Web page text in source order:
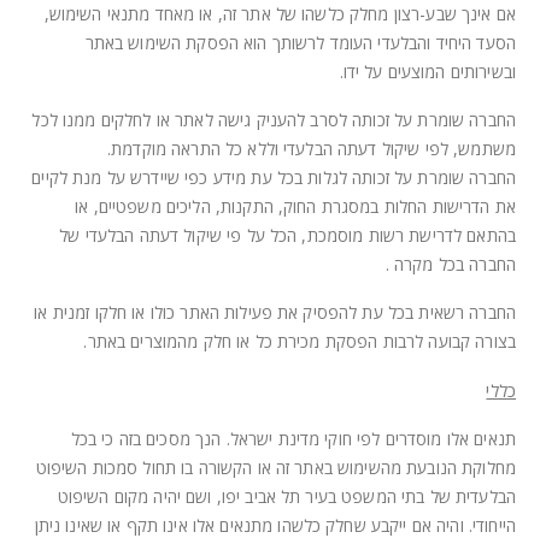
אם אינך שבע-רצון מחלק כלשהו של אתר זה, או מאחד מתנאי השימוש,
הסעד היחיד והבלעדי העומד לרשותך הוא הפסקת השימוש באתר
ובשירותים המוצעים על ידו.
החברה שומרת על זכותה לסרב להעניק גישה לאתר או לחלקים ממנו לכל
משתמש, לפי שיקול דעתה הבלעדי וללא כל התראה מוקדמת.
החברה שומרת על זכותה לגלות בכל עת מידע כפי שיידרש על מנת לקיים
את הדרישות החלות במסגרת החוק, התקנות, הליכים משפטיים, או
בהתאם לדרישת רשות מוסמכת, הכל על פי שיקול דעתה הבלעדי של
החברה בכל מקרה .
החברה רשאית בכל עת להפסיק את פעילות האתר כולו או חלקו זמנית או
בצורה קבועה לרבות הפסקת מכירת כל או חלק מהמוצרים באתר.
כללי
תנאים אלו מוסדרים לפי חוקי מדינת ישראל. הנך מסכים בזה כי בכל
מחלוקת הנובעת מהשימוש באתר זה או הקשורה בו תחול סמכות השיפוט
הבלעדית של בתי המשפט בעיר תל אביב יפו, ושם יהיה מקום השיפוט
הייחודי. והיה אם ייקבע שחלק כלשהו מתנאים אלו אינו תקף או שאינו ניתן